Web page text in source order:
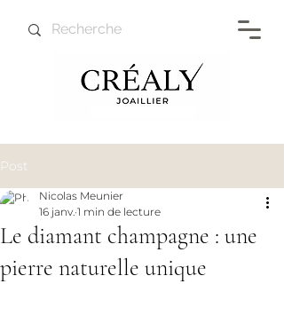
Post
Le diamant champagne : une
pierre naturelle unique
Nicolas Meunier
16 janv. 1 min de lecture